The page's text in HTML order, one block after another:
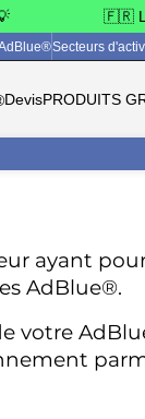
🇫🇷
Secteurs
DevisPRODUITS
ayant
AdBlue®.
votre